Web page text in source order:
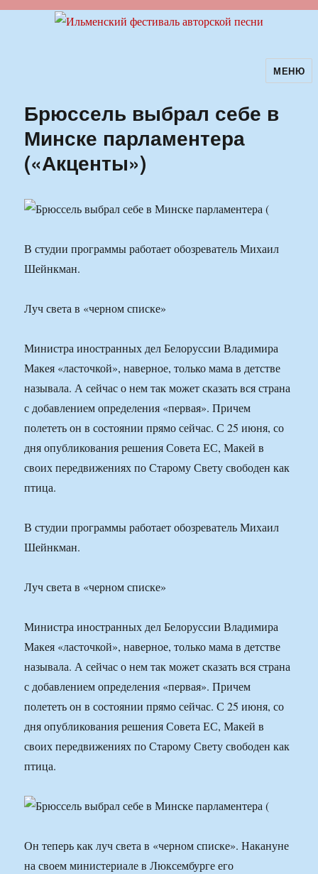
Ильменский фестиваль авторскойМЕНЮ
Брюссель выбрал себе в
Минске парламентера
(«Акценты»)
В студии программы работает обозреватель Михаил
Шейнкман.
Луч света в «черном списке»
Министра иностранных дел Белоруссии Владимира
Макея «ласточкой», наверное, только мама в детстве
называла. А сейчас о нем так может сказать вся страна
с добавлением определения «первая». Причем
полететь он в состоянии прямо сейчас. С 25 июня, со
дня опубликования решения Совета ЕС, Макей в
своих передвижениях по Старому Свету свободен как
птица.
В студии программы работает обозреватель Михаил
Шейнкман.
Луч света в «черном списке»
Министра иностранных дел Белоруссии Владимира
Макея «ласточкой», наверное, только мама в детстве
называла. А сейчас о нем так может сказать вся страна
с добавлением определения «первая». Причем
полететь он в состоянии прямо сейчас. С 25 июня, со
дня опубликования решения Совета ЕС, Макей в
своих передвижениях по Старому Свету свободен как
птица.
Он теперь как луч света в «черном списке». Накануне
на своем министериале в Люксембурге его